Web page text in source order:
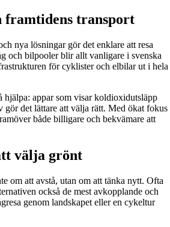
framtidens transport
nya lösningar gör det enklare att resa
och bilpooler blir allt vanligare i svenska
för cyklister och elbilar ut i hela
appar som visar koldioxidutsläpp
gör det lättare att välja rätt. Med ökat fokus
både billigare och bekvämare att
välja grönt
om att avstå, utan om att tänka nytt. Ofta
också de mest avkopplande och
genom landskapet eller en cykeltur